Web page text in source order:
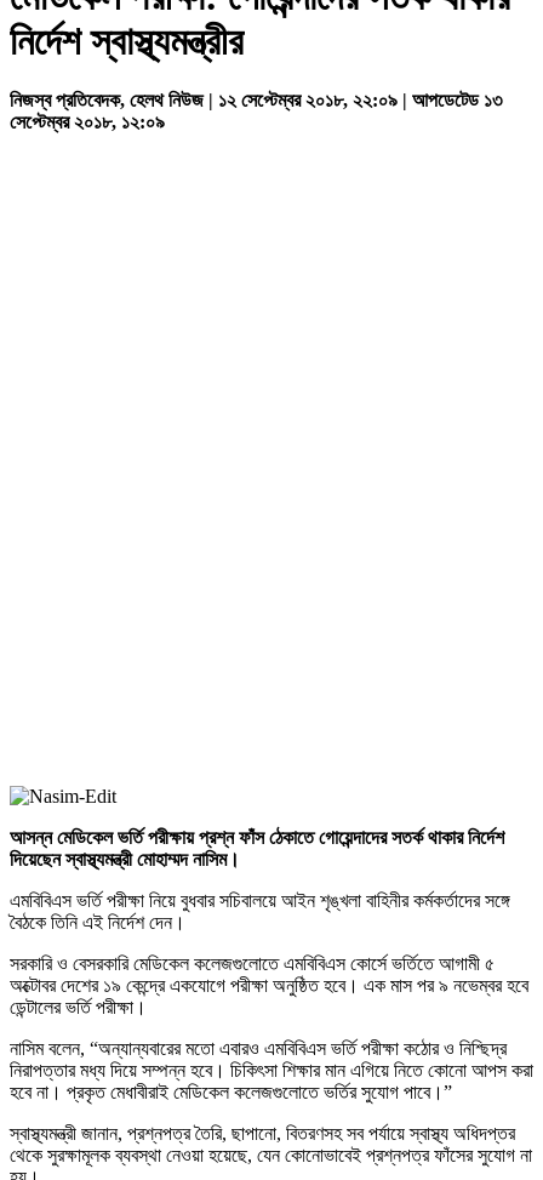
নির্দেশ স্বাস্থ্যমন্ত্রীর
নিজস্ব প্রতিবেদক, হেলথ নিউজ | ১২ সেপ্টেম্বর ২০১৮, ২২:০৯ | আপডেটেড ১৩
সেপ্টেম্বর ২০১৮, ১২:০৯
আসন্ন মেডিকেল ভর্তি পরীক্ষায় প্রশ্ন ফাঁস ঠেকাতে গোয়েন্দাদের সতর্ক থাকার নির্দেশ
দিয়েছেন স্বাস্থ্যমন্ত্রী মোহাম্মদ নাসিম।
এমবিবিএস ভর্তি পরীক্ষা নিয়ে বুধবার সচিবালয়ে আইন শৃঙ্খলা বাহিনীর কর্মকর্তাদের সঙ্গে
বৈঠকে তিনি এই নির্দেশ দেন।
সরকারি ও বেসরকারি মেডিকেল কলেজগুলোতে এমবিবিএস কোর্সে ভর্তিতে আগামী ৫
অক্টোবর দেশের ১৯ কেন্দ্রে একযোগে পরীক্ষা অনুষ্ঠিত হবে। এক মাস পর ৯ নভেম্বর হবে
ডেন্টালের ভর্তি পরীক্ষা।
নাসিম বলেন, “অন্যান্যবারের মতো এবারও এমবিবিএস ভর্তি পরীক্ষা কঠোর ও নিশ্ছিদ্র
নিরাপত্তার মধ্য দিয়ে সম্পন্ন হবে। চিকিৎসা শিক্ষার মান এগিয়ে নিতে কোনো আপস করা
হবে না। প্রকৃত মেধাবীরাই মেডিকেল কলেজগুলোতে ভর্তির সুযোগ পাবে।”
স্বাস্থ্যমন্ত্রী জানান, প্রশ্নপত্র তৈরি, ছাপানো, বিতরণসহ সব পর্যায়ে স্বাস্থ্য অধিদপ্তর
থেকে সুরক্ষামূলক ব্যবস্থা নেওয়া হয়েছে, যেন কোনোভাবেই প্রশ্নপত্র ফাঁসের সুযোগ না